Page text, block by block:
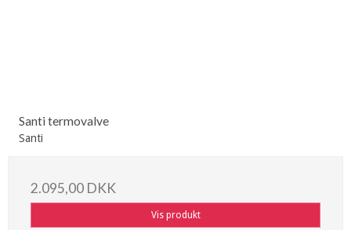
Santi termovalve
Santi
2.095,00 DKK
Vis produkt